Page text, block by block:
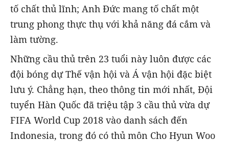
tố chất thủ lĩnh; Anh Đức mang tố chất một
trung phong thực thụ với khả năng đá cắm và
làm tường.
Những cầu thủ trên 23 tuổi này luôn được các
đội bóng dự Thế vận hội và Á vận hội đặc biệt
lưu ý. Chẳng hạn, theo thông tin mới nhất, Đội
tuyển Hàn Quốc đã triệu tập 3 cầu thủ vừa dự
FIFA World Cup 2018 vào danh sách đến
Indonesia, trong đó có thủ môn Cho Hyun Woo